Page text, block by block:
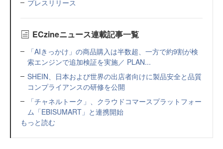
プレスリリース
ECzineニュース連載記事一覧
「AIきっかけ」の商品購入は半数超、一方で約9割が検
索エンジンで追加検証を実施／ PLAN...
SHEIN、日本および世界の出店者向けに製品安全と品質
コンプライアンスの研修を公開
「チャネルトーク」、クラウドコマースプラットフォー
ム「EBISUMART」と連携開始
もっと読む